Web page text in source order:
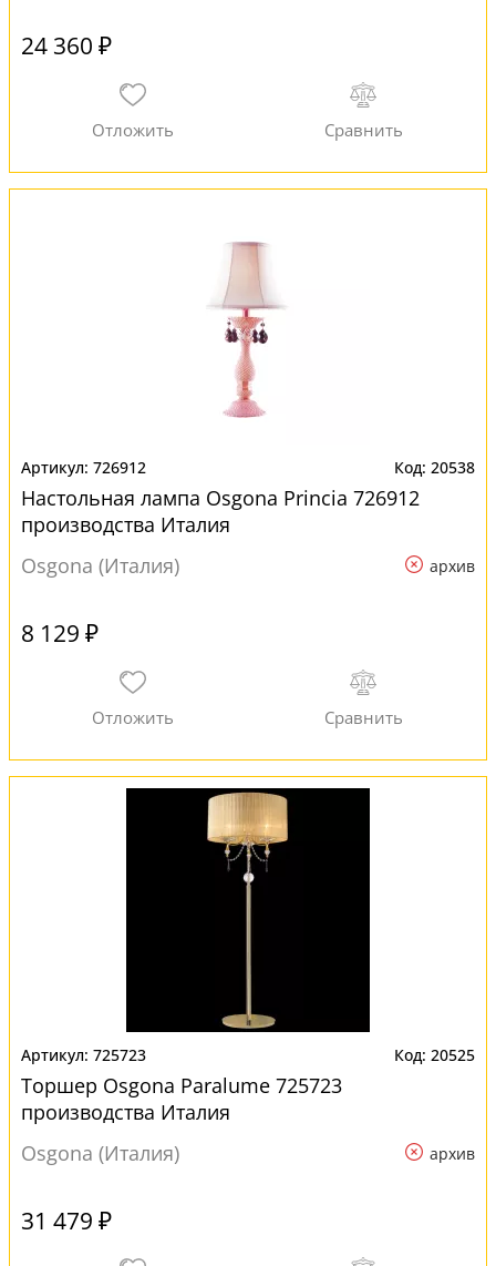
24 360 ₽
726912 20538
Настольная лампа Osgona Princia 726912
производства Италия
Osgona (Италия)
архив
8 129 ₽
725723 20525
Торшер Osgona Paralume 725723
производства Италия
Osgona (Италия)
архив
31 479 ₽